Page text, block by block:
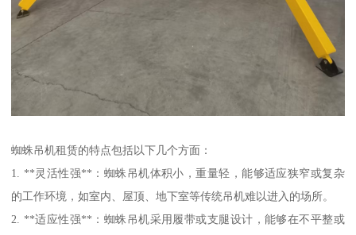
蜘蛛吊机租赁的特点包括以下几个方面：
1. **灵活性强**：蜘蛛吊机体积小，重量轻，能够适应狭窄或复杂
的工作环境，如室内、屋顶、地下室等传统吊机难以进入的场所。
2. **适应性强**：蜘蛛吊机采用履带或支腿设计，能够在不平整或